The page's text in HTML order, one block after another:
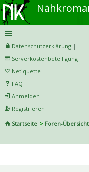
Datenschutzerklärung |
Serverkostenbeteiligung |
Netiquette |
FAQ |
Anmelden
Registrieren
Startseite
Foren-Übersicht